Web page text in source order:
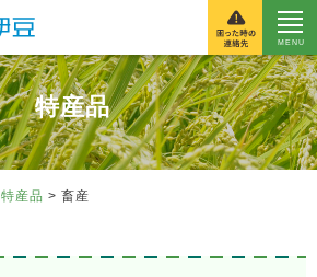
富士伊豆農業協同
特産品
特産品 > 畜産